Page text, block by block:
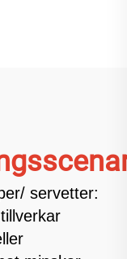
servetter: